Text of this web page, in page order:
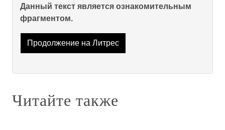
Данный текст является ознакомительным
фрагментом.
Продолжение на Литрес
Читайте также